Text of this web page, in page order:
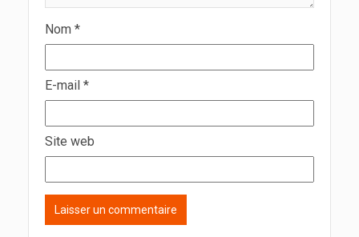
Nom *
E-mail *
Site web